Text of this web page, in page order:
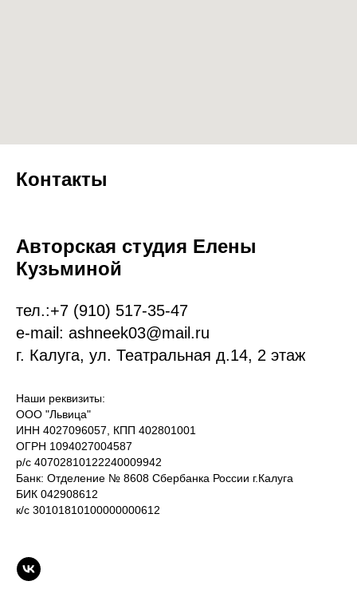
Контакты
Авторская студия Елены
Кузьминой
тел.:+7 (910) 517-35-47
e-mail: ashneek03@mail.ru
г. Калуга, ул. Театральная д.14, 2 этаж
Наши реквизиты:
ООО "Львица"
ИНН 4027096057, КПП 402801001
ОГРН 1094027004587
р/с 40702810122240009942
Банк: Отделение № 8608 Сбербанка России г.Калуга
БИК 042908612
к/с 30101810100000000612